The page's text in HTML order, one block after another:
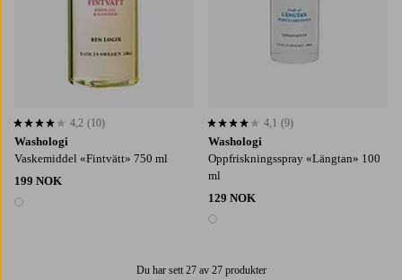
Washologi
Vaskemiddel «Fintvätt» 750 ml
199 NOK
1 farge
4,2 basert på 10 karaktergivninger
4,2 (10)
Washologi
Oppfriskningsspray «Längtan» 100
ml
129 NOK
1 farge
4,1 basert på 9 karaktergivninger
4,1 (9)
Du har sett 27 av 27 produkter